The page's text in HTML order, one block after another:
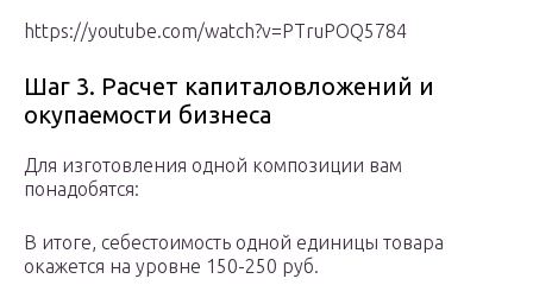
https://youtube.com/watch?v=PTruPOQ5784
Шаг 3. Расчет капиталовложений и
окупаемости бизнеса
Для изготовления одной композиции вам
понадобятся:
В итоге, себестоимость одной единицы товара
окажется на уровне 150-250 руб.